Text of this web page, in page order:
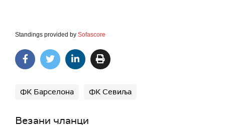
Standings provided by Sofascore
ФК Барселона ФК Севиља
Везани чланци